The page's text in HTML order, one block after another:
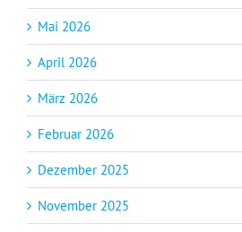
Mai 2026
April 2026
März 2026
Februar 2026
Dezember 2025
November 2025